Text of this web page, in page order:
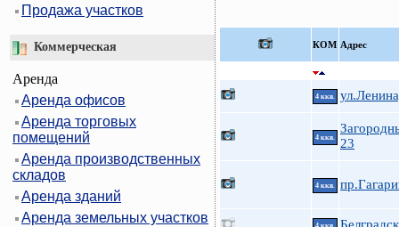
Продажа участков
Коммерческая
Аренда
Аренда офисов
Аренда торговых
помещений
Аренда производственных
складов
Аренда зданий
Аренда земельных участков
КOМ Адрес
4 ккв.
4 ккв.
23
4 ккв.